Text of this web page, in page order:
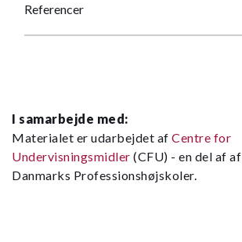
Referencer
I samarbejde med:
Materialet er udarbejdet af Centre for
Undervisningsmidler (CFU) - en del af af
Danmarks Professionshøjskoler.